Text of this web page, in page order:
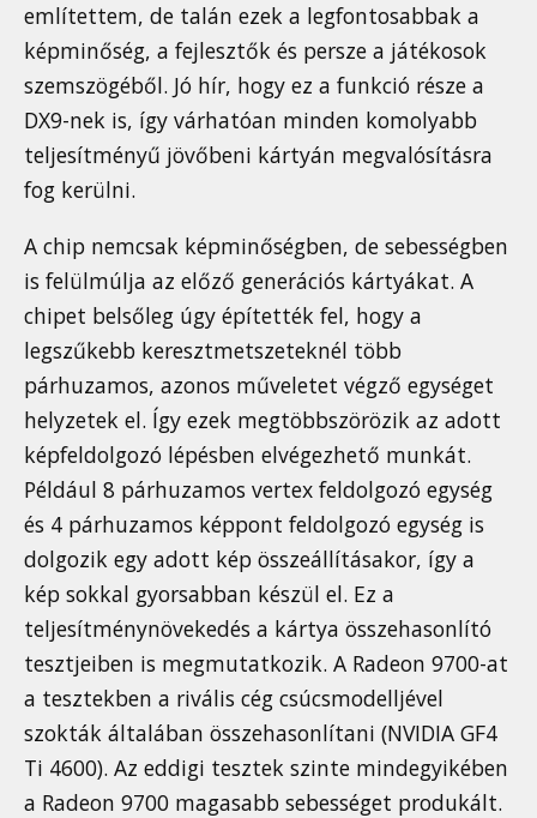
említettem, de talán ezek a legfontosabbak a
képminőség, a fejlesztők és persze a játékosok
szemszögéből. Jó hír, hogy ez a funkció része a
DX9-nek is, így várhatóan minden komolyabb
teljesítményű jövőbeni kártyán megvalósításra
fog kerülni.
A chip nemcsak képminőségben, de sebességben
is felülmúlja az előző generációs kártyákat. A
chipet belsőleg úgy építették fel, hogy a
legszűkebb keresztmetszeteknél több
párhuzamos, azonos műveletet végző egységet
helyzetek el. Így ezek megtöbbszörözik az adott
képfeldolgozó lépésben elvégezhető munkát.
Például 8 párhuzamos vertex feldolgozó egység
és 4 párhuzamos képpont feldolgozó egység is
dolgozik egy adott kép összeállításakor, így a
kép sokkal gyorsabban készül el. Ez a
teljesítménynövekedés a kártya összehasonlító
tesztjeiben is megmutatkozik. A Radeon 9700-at
a tesztekben a rivális cég csúcsmodelljével
szokták általában összehasonlítani (NVIDIA GF4
Ti 4600). Az eddigi tesztek szinte mindegyikében
a Radeon 9700 magasabb sebességet produkált.